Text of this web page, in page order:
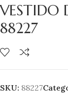
VESTIDO
88227
SKU: 88227